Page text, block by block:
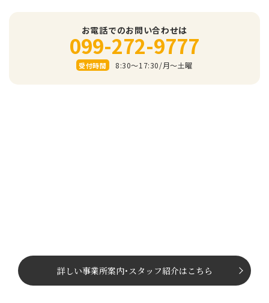
お電話でのお問い合わせは
099-272-9777
受付時間 8:30～17:30/⽉〜⼟曜
詳しい事業所案内･スタッフ紹介はこちら